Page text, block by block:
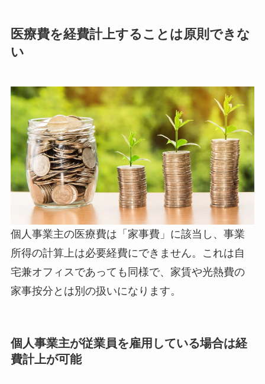
医療費を経費計上することは原則できな
い
個人事業主の医療費は「家事費」に該当し、事業
所得の計算上は必要経費にできません。これは自
宅兼オフィスであっても同様で、家賃や光熱費の
家事按分とは別の扱いになります。
個人事業主が従業員を雇用している場合は経
費計上が可能